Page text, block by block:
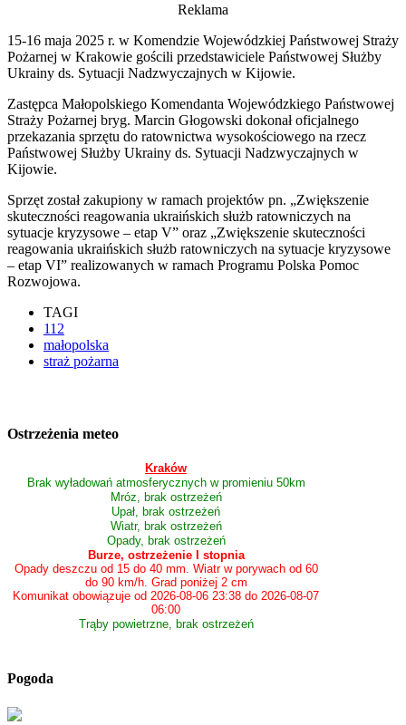
Reklama
15-16 maja 2025 r. w Komendzie Wojewódzkiej Państwowej Straży
Pożarnej w Krakowie gościli przedstawiciele Państwowej Służby
Ukrainy ds. Sytuacji Nadzwyczajnych w Kijowie.
Zastępca Małopolskiego Komendanta Wojewódzkiego Państwowej
Straży Pożarnej bryg. Marcin Głogowski dokonał oficjalnego
przekazania sprzętu do ratownictwa wysokościowego na rzecz
Państwowej Służby Ukrainy ds. Sytuacji Nadzwyczajnych w
Kijowie.
Sprzęt został zakupiony w ramach projektów pn. „Zwiększenie
skuteczności reagowania ukraińskich służb ratowniczych na
sytuacje kryzysowe – etap V” oraz „Zwiększenie skuteczności
reagowania ukraińskich służb ratowniczych na sytuacje kryzysowe
– etap VI” realizowanych w ramach Programu Polska Pomoc
Rozwojowa.
TAGI
112
małopolska
straż pożarna
Ostrzeżenia meteo
Kraków
Brak wyładowań atmosferycznych w promieniu 50km
Mróz, brak ostrzeżeń
Upał, brak ostrzeżeń
Wiatr, brak ostrzeżeń
Opady, brak ostrzeżeń
Burze, ostrzeżenie I stopnia
Opady deszczu od 15 do 40 mm. Wiatr w porywach od 60
do 90 km/h. Grad poniżej 2 cm
Komunikat obowiązuje od 2026-08-06 23:38 do 2026-08-07
06:00
Trąby powietrzne, brak ostrzeżeń
Pogoda